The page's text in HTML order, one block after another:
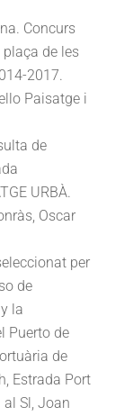
Concurs
plaça de les
2017.
Paisatge i
de
URBÀ.
Oscar
per
de
la
Puerto de
de
Estrada Port
Sl, Joan